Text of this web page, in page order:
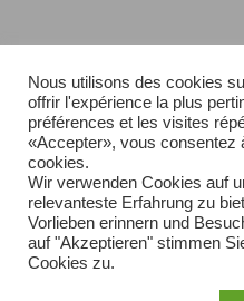
Conditions
Plan
Nous utilisons des cookies
offrir l'expérience la plus
préférences et les visites
«Accepter», vous consentez
cookies.
Wir verwenden Cookies auf
relevanteste Erfahrung zu
Vorlieben erinnern und
auf "Akzeptieren" stimmen
Cookies zu.